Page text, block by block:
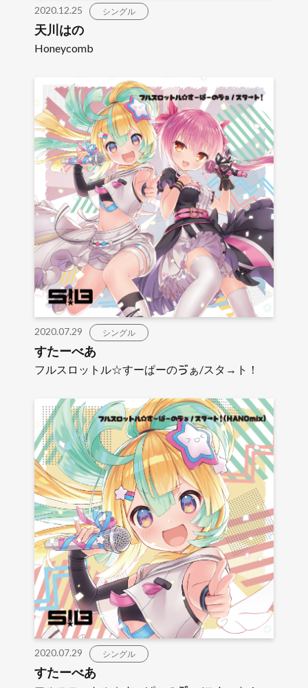
2020.12.25 シングル
天川はの
Honeycomb
2020.07.29 シングル
すたーべあ
フルスロットル☆すーぱーのゔぁ/スタ→ト！
2020.07.29 シングル
すたーべあ